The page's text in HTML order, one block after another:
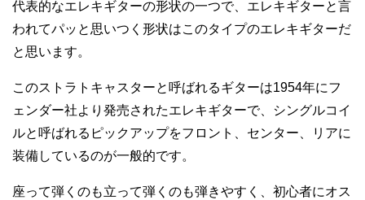
代表的なエレキギターの形状の一つで、エレキギターと言
われてパッと思いつく形状はこのタイプのエレキギターだ
と思います。
このストラトキャスターと呼ばれるギターは1954年にフ
ェンダー社より発売されたエレキギターで、シングルコイ
ルと呼ばれるピックアップをフロント、センター、リアに
装備しているのが一般的です。
座って弾くのも立って弾くのも弾きやすく、初心者にオス